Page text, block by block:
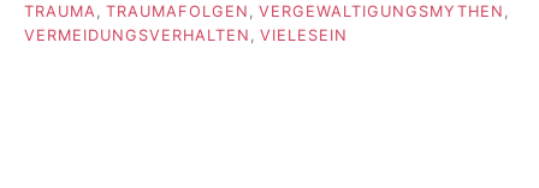
TRAUMA, TRAUMAFOLGEN , VERGEWALTIGUNGSMYTHEN ,
VERMEIDUNGSVERHALTEN , VIELESEIN